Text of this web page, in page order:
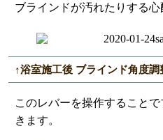
ブラインドが汚れたりする心
↑浴室施工後 ブラインド角度調
このレバーを操作すること
きます。